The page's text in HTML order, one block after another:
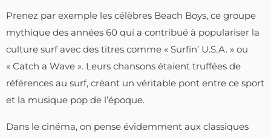
Prenez par exemple les célèbres Beach Boys, ce groupe
mythique des années 60 qui a contribué à populariser la
culture surf avec des titres comme « Surfin’ U.S.A. » ou
« Catch a Wave ». Leurs chansons étaient truffées de
références au surf, créant un véritable pont entre ce sport
et la musique pop de l’époque.
Dans le cinéma, on pense évidemment aux classiques